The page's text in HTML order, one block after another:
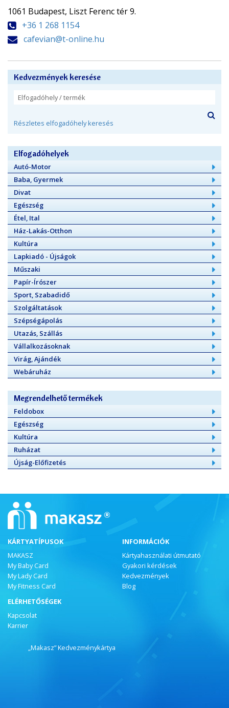
1061 Budapest, Liszt Ferenc tér 9.
+36 1 268 1154
cafevian@t-online.hu
Kedvezmények keresése
Részletes elfogadóhely keresés
Elfogadóhelyek
Autó-Motor
Baba, Gyermek
Divat
Egészség
Étel, Ital
Ház-Lakás-Otthon
Kultúra
Lapkiadó - Újságok
Műszaki
Papír-Írószer
Sport, Szabadidő
Szolgáltatások
Szépségápolás
Utazás, Szállás
Vállalkozásoknak
Virág, Ajándék
Webáruház
Megrendelhető termékek
Feldobox
Egészség
Kultúra
Ruházat
Újság-Előfizetés
KÁRTYATÍPUSOK
MAKASZ
My Baby Card
My Lady Card
My Fitness Card
INFORMÁCIÓK
Kártyahasználati útmutató
Gyakori kérdések
Kedvezmények
Blog
ELÉRHETŐSÉGEK
Kapcsolat
Karrier
„Makasz” Kedvezménykártya